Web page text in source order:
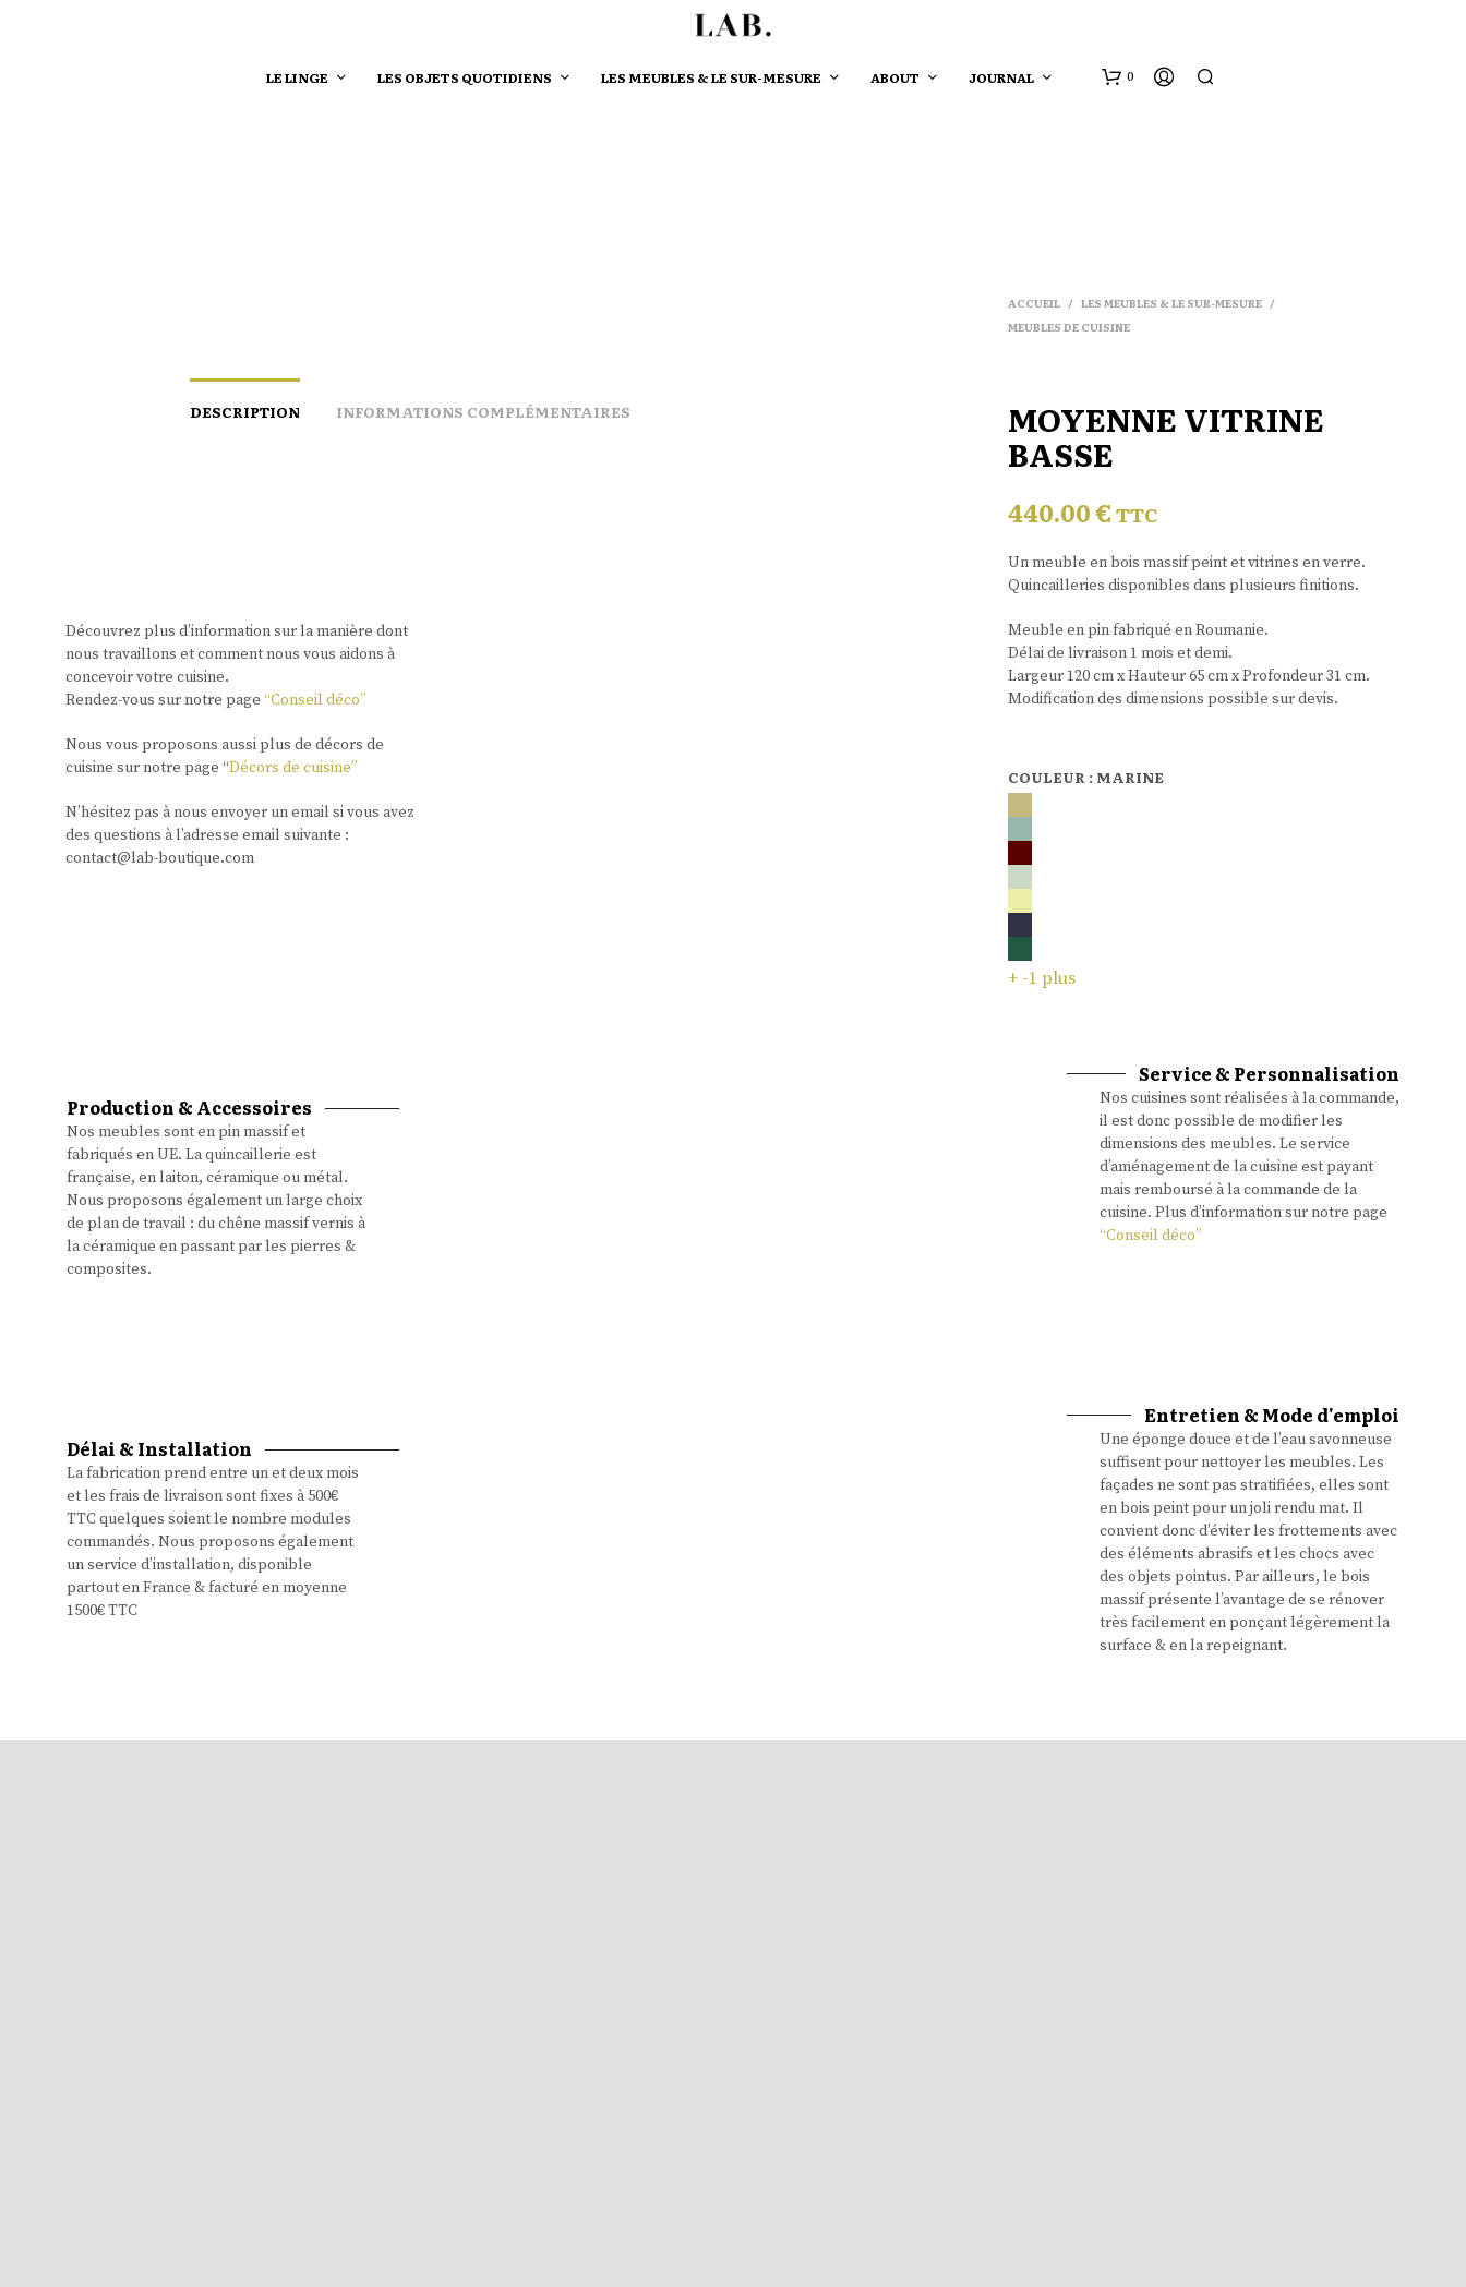
LE LINGE LES OBJETS QUOTIDIENS LES MEUBLES & LE SUR-MESURE ABOUT JOURNAL 0
ACCUEIL / LES MEUBLES & LE SUR-MESURE /
MEUBLES DE CUISINE
MOYENNE VITRINE
BASSE
440.00€TTC
Un meuble en bois massif peint et vitrines en verre.
Quincailleries disponibles dans plusieurs finitions.
Meuble en pin fabriqué en Roumanie.
Délai de livraison 1 mois et demi.
Largeur 120 cm x Hauteur 65 cm x Profondeur 31 cm.
Modification des dimensions possible sur devis.
COULEUR : MARINE
+ -1 plus
AJOUTER AU PANIER
Share this product
DESCRIPTION INFORMATIONS COMPLÉMENTAIRES
Découvrez plus d’information sur la manière dont
nous travaillons et comment nous vous aidons à
concevoir votre cuisine.
Rendez-vous sur notre page “Conseil déco”
Nous vous proposons aussi plus de décors de
cuisine sur notre page “Décors de cuisine”
N’hésitez pas à nous envoyer un email si vous avez
des questions à l’adresse email suivante :
contact@lab-boutique.com
Production & Accessoires
Nos meubles sont en pin massif et
fabriqués en UE. La quincaillerie est
française, en laiton, céramique ou métal.
Nous proposons également un large choix
de plan de travail : du chêne massif vernis à
la céramique en passant par les pierres &
composites.
Délai & Installation
La fabrication prend entre un et deux mois
et les frais de livraison sont fixes à 500€
TTC quelques soient le nombre modules
commandés. Nous proposons également
un service d’installation, disponible
partout en France & facturé en moyenne
1500€ TTC
Service & Personnalisation
Nos cuisines sont réalisées à la commande,
il est donc possible de modifier les
dimensions des meubles. Le service
d’aménagement de la cuisine est payant
mais remboursé à la commande de la
cuisine. Plus d’information sur notre page
“Conseil déco”
Entretien & Mode d'emploi
Une éponge douce et de l’eau savonneuse
suffisent pour nettoyer les meubles. Les
façades ne sont pas stratifiées, elles sont
en bois peint pour un joli rendu mat. Il
convient donc d’éviter les frottements avec
des éléments abrasifs et les chocs avec
des objets pointus. Par ailleurs, le bois
massif présente l’avantage de se rénover
très facilement en ponçant légèrement la
surface & en la repeignant.